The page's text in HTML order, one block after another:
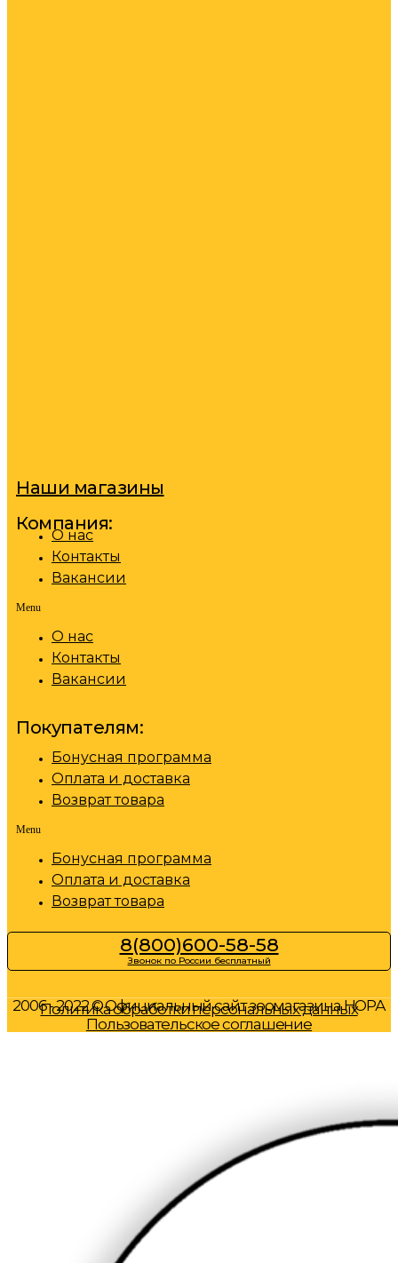
Наши магазины
Компания:
О нас
Контакты
Вакансии
Menu
О нас
Контакты
Вакансии
Покупателям:
Бонусная программа
Оплата и доставка
Возврат товара
Menu
Бонусная программа
Оплата и доставка
Возврат товара
8(800)600-58-58
Звонок по России бесплатный
2006 - 2022 © Официальный сайт зоомагазина НОРА
Политика обработки персональных данных
Пользовательское соглашение